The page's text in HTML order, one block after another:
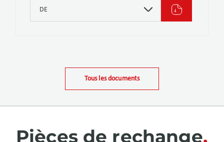
DE
Tous les documents
Pièces de rechange